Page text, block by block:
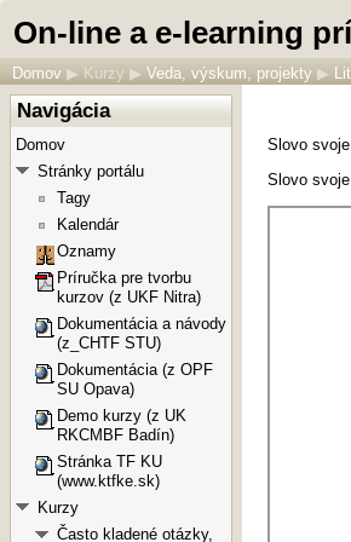
On-line a e-learning
Domov ▶ Kurzy ▶ Veda, výskum, projekty ▶
Slovo
Slovo
Navigácia
Domov
Stránky portálu
Tagy
Kalendár
Oznamy
Príručka pre tvorbu
kurzov (z UKF Nitra)
Dokumentácia a návody
(z_CHTF STU)
Dokumentácia (z OPF
SU Opava)
Demo kurzy (z UK
RKCMBF Badín)
Stránka TF KU
(www.ktfke.sk)
Kurzy
Často kladené otázky,